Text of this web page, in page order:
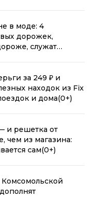
в моде: 4
дорожек,
служат
за 249 ₽ и
находок из Fix
и дома(0+)
и решетка от
чем из магазина:
сам(0+)